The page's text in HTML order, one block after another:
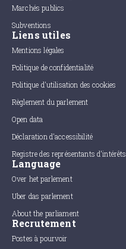
Marchés publics
Subventions
Liens utiles
Mentions légales
Politique de confidentialité
Politique d'utilisation des cookies
Règlement du parlement
Open data
Déclaration d'accessibilité
Registre des représentants d'intérêts
Language
Over het parlement
Uber das parlement
About the parliament
Recrutement
Postes à pourvoir